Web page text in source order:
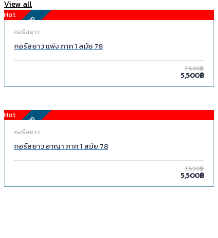
View all
FEATURED
Hot
คอร์สยาว
คอร์สยาว แพ่ง ภาค 1 สมัย 78
7,500฿
5,500฿
FEATURED
Hot
คอร์สยาว
คอร์สยาว อาญา ภาค 1 สมัย 78
7,500฿
5,500฿